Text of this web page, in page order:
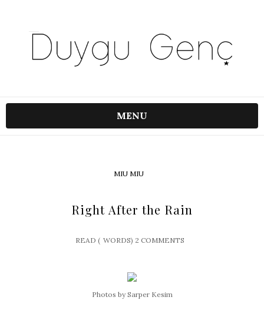
MENU
MIU MIU
Right After the Rain
READ ( WORDS) 2 COMMENTS
Photos by Sarper Kesim